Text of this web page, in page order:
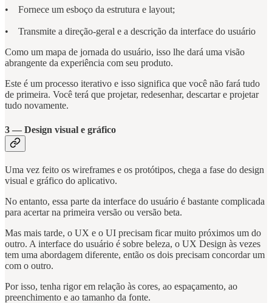
• Fornece um esboço da estrutura e layout;
• Transmite a direção-geral e a descrição da interface do usuário
Como um mapa de jornada do usuário, isso lhe dará uma visão
abrangente da experiência com seu produto.
Este é um processo iterativo e isso significa que você não fará tudo
de primeira. Você terá que projetar, redesenhar, descartar e projetar
tudo novamente.
3 — Design visual e gráfico
Uma vez feito os wireframes e os protótipos, chega a fase do design
visual e gráfico do aplicativo.
No entanto, essa parte da interface do usuário é bastante complicada
para acertar na primeira versão ou versão beta.
Mas mais tarde, o UX e o UI precisam ficar muito próximos um do
outro. A interface do usuário é sobre beleza, o UX Design às vezes
tem uma abordagem diferente, então os dois precisam concordar um
com o outro.
Por isso, tenha rigor em relação às cores, ao espaçamento, ao
preenchimento e ao tamanho da fonte.